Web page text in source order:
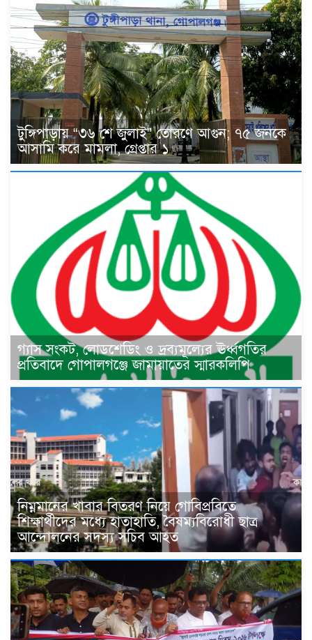
টুঙ্গিপাড়ায় “৩৬ শে জুলাই” তোরণে আগুন; ৭৫ জনকে
আসামি করে মামলা, গ্রেপ্তার ১
গ্যাস সংকট, লোডশেডিং ও দ্রব্যমূল্যের ঊর্ধ্বগতির
প্রতিবাদে গোপালগঞ্জে জামায়াতের স্মারকলিপি
নিম্নমানের খাবার বিতরণ নিয়ে গোবিপ্রবিতে
শিক্ষার্থীদের মধ্যে হাতাহাতি, বৈষম্যবিরোধী ছাত্র
আন্দোলনের সদস্য সচিব আহত